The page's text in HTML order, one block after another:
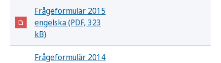
Frågeformulär 2015
engelska (PDF, 323
kB)
Frågeformulär 2014